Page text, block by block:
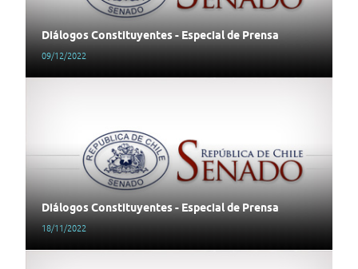
Diálogos Constituyentes - Especial de Prensa
09/12/2022
Diálogos Constituyentes - Especial de Prensa
18/11/2022